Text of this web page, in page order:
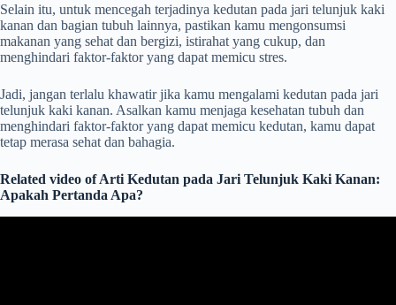
Selain itu, untuk mencegah terjadinya kedutan pada jari telunjuk kaki
kanan dan bagian tubuh lainnya, pastikan kamu mengonsumsi
makanan yang sehat dan bergizi, istirahat yang cukup, dan
menghindari faktor-faktor yang dapat memicu stres.
Jadi, jangan terlalu khawatir jika kamu mengalami kedutan pada jari
telunjuk kaki kanan. Asalkan kamu menjaga kesehatan tubuh dan
menghindari faktor-faktor yang dapat memicu kedutan, kamu dapat
tetap merasa sehat dan bahagia.
Related video of Arti Kedutan pada Jari Telunjuk Kaki Kanan:
Apakah Pertanda Apa?